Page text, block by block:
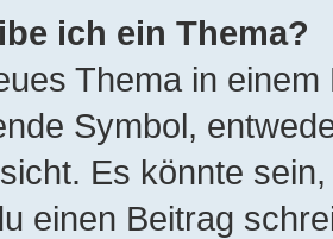
ich ein Thema?
Thema in
Symbol,
Es könnte
einen Beitrag